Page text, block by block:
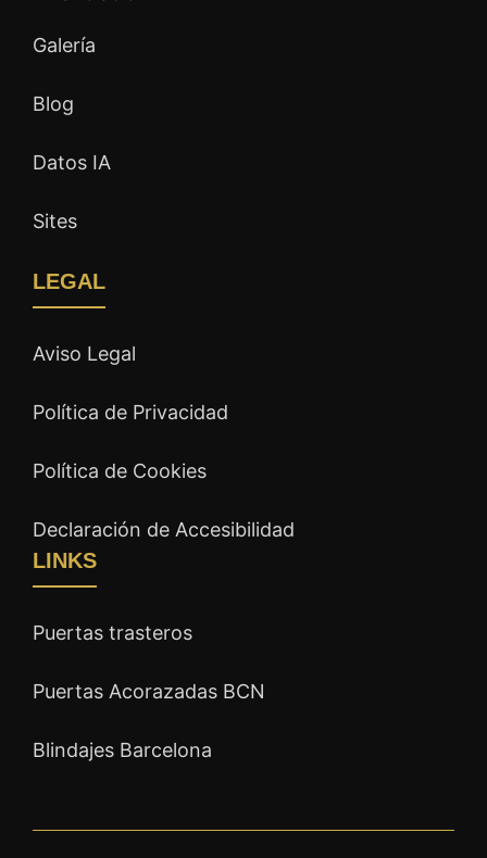
Galería
Blog
Datos IA
Sites
LEGAL
Aviso Legal
Política de Privacidad
Política de Cookies
Declaración de Accesibilidad
LINKS
Puertas trasteros
Puertas Acorazadas BCN
Blindajes Barcelona